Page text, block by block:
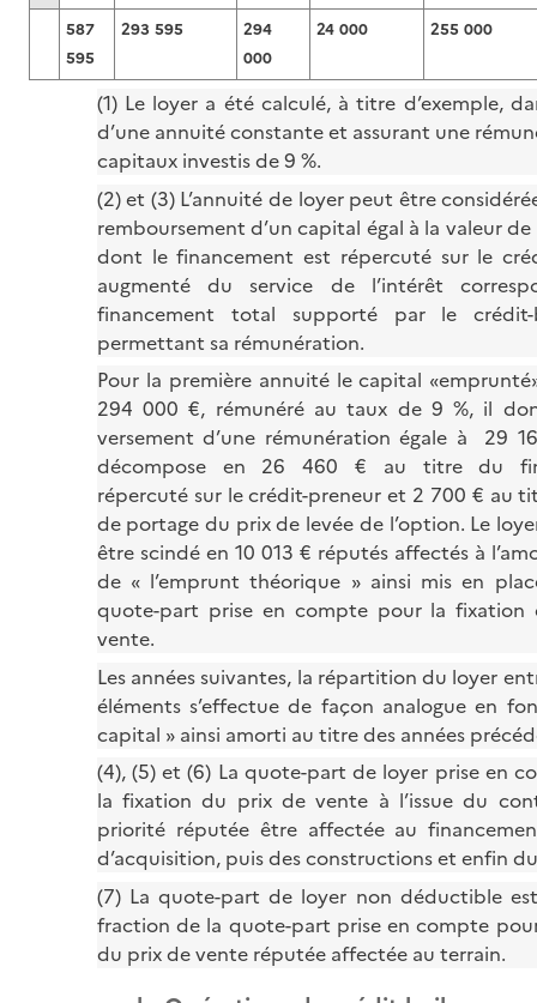
587
595
293 595
294
000
24 000 255 000
(1) Le loyer a été calculé, à titre d’exemple,
d’une annuité constante et assurant une
capitaux investis de 9 %.
(2) et (3) L’annuité de loyer peut être
remboursement d’un capital égal à la valeur de
dont le financement est répercuté sur le
augmenté du service de l’intérêt
financement total supporté par le
permettant sa rémunération.
Pour la première annuité le capital
294 000 €, rémunéré au taux de 9 %, il
versement d’une rémunération égale à 29
décompose en 26 460 € au titre du
répercuté sur le crédit-preneur et 2 700 € au
de portage du prix de levée de l’option. Le
être scindé en 10 013 € réputés affectés à
de « l’emprunt théorique » ainsi mis en
quote-part prise en compte pour la
vente.
Les années suivantes, la répartition du loyer
éléments s’effectue de façon analogue en
capital » ainsi amorti au titre des années
(4), (5) et (6) La quote-part de loyer prise en
la fixation du prix de vente à l’issue du
priorité réputée être affectée au
d’acquisition, puis des constructions et enfin
(7) La quote-part de loyer non déductible
fraction de la quote-part prise en compte
du prix de vente réputée affectée au terrain.